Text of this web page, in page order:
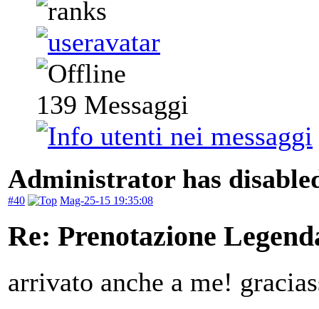
139 Messaggi
Administrator has
#40 Mag-25-15 19:35:08
Re: Prenotazione
arrivato anche a me!